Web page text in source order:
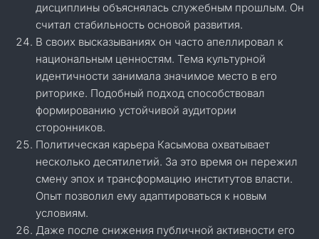
дисциплины объяснялась служебным прошлым. Он
считал стабильность основой развития.
В своих высказываниях он часто апеллировал к
национальным ценностям. Тема культурной
идентичности занимала значимое место в его
риторике. Подобный подход способствовал
формированию устойчивой аудитории
сторонников.
Политическая карьера Касымова охватывает
несколько десятилетий. За это время он пережил
смену эпох и трансформацию институтов власти.
Опыт позволил ему адаптироваться к новым
условиям.
Даже после снижения публичной активности его